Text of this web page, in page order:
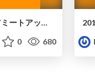
[2019.03.29]鹿児島エンジニアミートアップ supported by q-tech〜第一線で活躍するエンジニアの話を聞いてみよう!〜 - LT.pdf
0 680